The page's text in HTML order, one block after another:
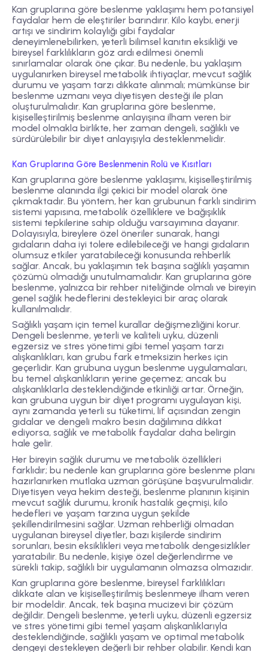
Kan gruplarına göre beslenme yaklaşımı hem potansiyel
faydalar hem de eleştiriler barındırır. Kilo kaybı, enerji
artışı ve sindirim kolaylığı gibi faydalar
deneyimlenebilirken, yeterli bilimsel kanıtın eksikliği ve
bireysel farklılıkların göz ardı edilmesi önemli
sınırlamalar olarak öne çıkar. Bu nedenle, bu yaklaşım
uygulanırken bireysel metabolik ihtiyaçlar, mevcut sağlık
durumu ve yaşam tarzı dikkate alınmalı; mümkünse bir
beslenme uzmanı veya diyetisyen desteği ile plan
oluşturulmalıdır. Kan gruplarına göre beslenme,
kişiselleştirilmiş beslenme anlayışına ilham veren bir
model olmakla birlikte, her zaman dengeli, sağlıklı ve
sürdürülebilir bir diyet anlayışıyla desteklenmelidir.
Kan Gruplarına Göre Beslenmenin Rolü ve Kısıtları
Kan gruplarına göre beslenme yaklaşımı, kişiselleştirilmiş
beslenme alanında ilgi çekici bir model olarak öne
çıkmaktadır. Bu yöntem, her kan grubunun farklı sindirim
sistemi yapısına, metabolik özelliklere ve bağışıklık
sistemi tepkilerine sahip olduğu varsayımına dayanır.
Dolayısıyla, bireylere özel öneriler sunarak, hangi
gıdaların daha iyi tolere edilebileceği ve hangi gıdaların
olumsuz etkiler yaratabileceği konusunda rehberlik
sağlar. Ancak, bu yaklaşımın tek başına sağlıklı yaşamın
çözümü olmadığı unutulmamalıdır. Kan gruplarına göre
beslenme, yalnızca bir rehber niteliğinde olmalı ve bireyin
genel sağlık hedeflerini destekleyici bir araç olarak
kullanılmalıdır.
Sağlıklı yaşam için temel kurallar değişmezliğini korur.
Dengeli beslenme, yeterli ve kaliteli uyku, düzenli
egzersiz ve stres yönetimi gibi temel yaşam tarzı
alışkanlıkları, kan grubu fark etmeksizin herkes için
geçerlidir. Kan grubuna uygun beslenme uygulamaları,
bu temel alışkanlıkların yerine geçemez; ancak bu
alışkanlıklarla desteklendiğinde etkinliği artar. Örneğin,
kan grubuna uygun bir diyet programı uygulayan kişi,
aynı zamanda yeterli su tüketimi, lif açısından zengin
gıdalar ve dengeli makro besin dağılımına dikkat
ediyorsa, sağlık ve metabolik faydalar daha belirgin
hale gelir.
Her bireyin sağlık durumu ve metabolik özellikleri
farklıdır; bu nedenle kan gruplarına göre beslenme planı
hazırlanırken mutlaka uzman görüşüne başvurulmalıdır.
Diyetisyen veya hekim desteği, beslenme planının kişinin
mevcut sağlık durumu, kronik hastalık geçmişi, kilo
hedefleri ve yaşam tarzına uygun şekilde
şekillendirilmesini sağlar. Uzman rehberliği olmadan
uygulanan bireysel diyetler, bazı kişilerde sindirim
sorunları, besin eksiklikleri veya metabolik dengesizlikler
yaratabilir. Bu nedenle, kişiye özel değerlendirme ve
sürekli takip, sağlıklı bir uygulamanın olmazsa olmazıdır.
Kan gruplarına göre beslenme, bireysel farklılıkları
dikkate alan ve kişiselleştirilmiş beslenmeye ilham veren
bir modeldir. Ancak, tek başına mucizevi bir çözüm
değildir. Dengeli beslenme, yeterli uyku, düzenli egzersiz
ve stres yönetimi gibi temel yaşam alışkanlıklarıyla
desteklendiğinde, sağlıklı yaşam ve optimal metabolik
dengeyi destekleyen değerli bir rehber olabilir. Kendi kan